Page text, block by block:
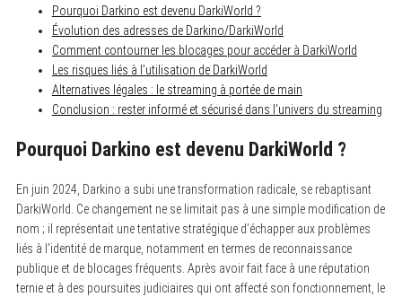
Pourquoi Darkino est devenu DarkiWorld ?
Évolution des adresses de Darkino/DarkiWorld
Comment contourner les blocages pour accéder à DarkiWorld
Les risques liés à l’utilisation de DarkiWorld
Alternatives légales : le streaming à portée de main
Conclusion : rester informé et sécurisé dans l’univers du streaming
Pourquoi Darkino est devenu DarkiWorld ?
En juin 2024, Darkino a subi une transformation radicale, se rebaptisant
DarkiWorld. Ce changement ne se limitait pas à une simple modification de
nom ; il représentait une tentative stratégique d’échapper aux problèmes
liés à l’identité de marque, notamment en termes de reconnaissance
publique et de blocages fréquents. Après avoir fait face à une réputation
ternie et à des poursuites judiciaires qui ont affecté son fonctionnement, le